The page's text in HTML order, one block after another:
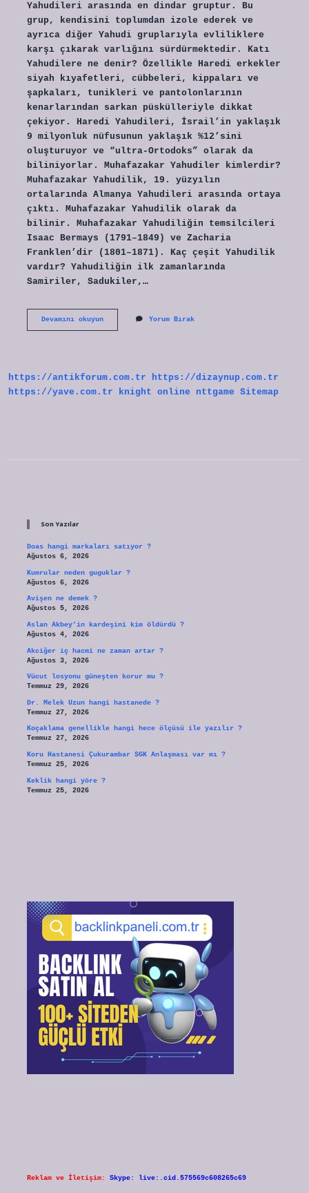
Yahudileri arasında en dindar gruptur. Bu
grup, kendisini toplumdan izole ederek ve
ayrıca diğer Yahudi gruplarıyla evliliklere
karşı çıkarak varlığını sürdürmektedir. Katı
Yahudilere ne denir? Özellikle Haredi erkekler
siyah kıyafetleri, cübbeleri, kippaları ve
şapkaları, tunikleri ve pantolonlarının
kenarlarından sarkan püskülleriyle dikkat
çekiyor. Haredi Yahudileri, İsrail’in yaklaşık
9 milyonluk nüfusunun yaklaşık %12’sini
oluşturuyor ve “ultra-Ortodoks” olarak da
biliniyorlar. Muhafazakar Yahudiler kimlerdir?
Muhafazakar Yahudilik, 19. yüzyılın
ortalarında Almanya Yahudileri arasında ortaya
çıktı. Muhafazakar Yahudilik olarak da
bilinir. Muhafazakar Yahudiliğin temsilcileri
Isaac Bermays (1791–1849) ve Zacharia
Franklen’dir (1801–1871). Kaç çeşit Yahudilik
vardır? Yahudiliğin ilk zamanlarında
Samiriler, Sadukiler,…
Devamını okuyunMuhafazakar
Yorum Bırak
https://antikforum.com.tr
https://dizaynup.com.tr
https://yave.com.tr
knight online nttgame Sitemap
Son Yazılar
Doas hangi markaları satıyor ?
Ağustos 6, 2026
Kumrular neden guguklar ?
Ağustos 6, 2026
Avişen ne demek ?
Ağustos 5, 2026
Aslan Akbey’in kardeşini kim öldürdü ?
Ağustos 4, 2026
Akciğer iç hacmi ne zaman artar ?
Ağustos 3, 2026
Vücut losyonu güneşten korur mu ?
Temmuz 29, 2026
Dr. Melek Uzun hangi hastanede ?
Temmuz 27, 2026
Koçaklama genellikle hangi hece ölçüsü ile yazılır ?
Temmuz 27, 2026
Koru Hastanesi Çukurambar SGK Anlaşması var mı ?
Temmuz 25, 2026
Keklik hangi yöre ?
Temmuz 25, 2026
Reklam ve İletişim: Skype: live:.cid.575569c608265c69